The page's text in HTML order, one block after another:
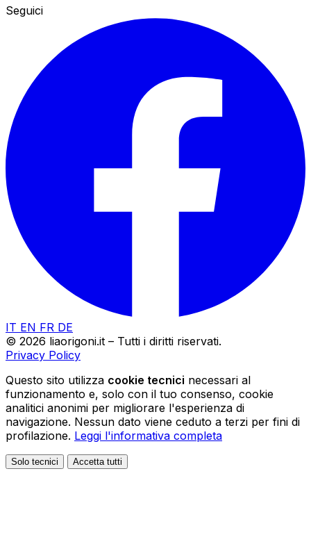
Seguici
IT EN FR DE
© 2026 liaorigoni.it – Tutti i diritti riservati.
Privacy Policy
Questo sito utilizza cookie tecnici necessari al
funzionamento e, solo con il tuo consenso, cookie
analitici anonimi per migliorare l'esperienza di
navigazione. Nessun dato viene ceduto a terzi per fini di
profilazione. Leggi l'informativa completa
Solo tecnici Accetta tutti